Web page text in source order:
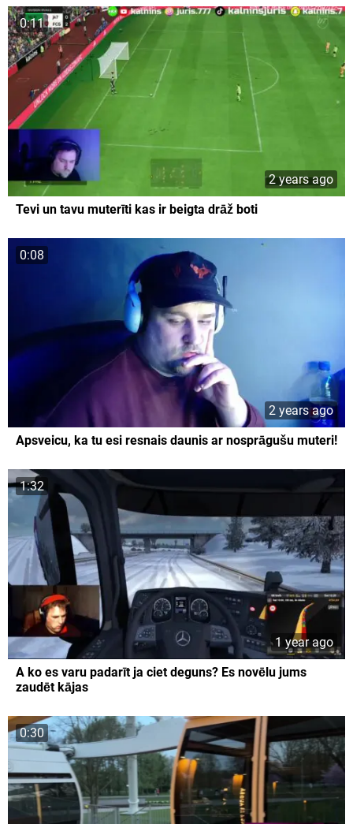
0:11
2 years ago
Tevi un tavu muterīti kas ir beigta drāž boti
0:08
2 years ago
Apsveicu, ka tu esi resnais daunis ar nosprāgušu muteri!
1:32
1 year ago
A ko es varu padarīt ja ciet deguns? Es novēlu jums
zaudēt kājas
0:30